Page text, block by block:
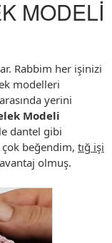
MODELİ
Rabbim her işinizi
modelleri
arasında yerini
Modeli
dantel gibi
beğendim, tığ işi
olmuş.